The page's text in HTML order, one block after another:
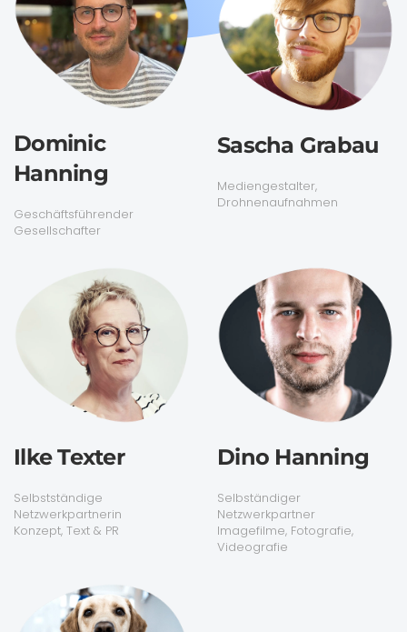
Dominic
Hanning
Geschäftsführender
Gesellschafter
Sascha Grabau
Mediengestalter,
Drohnenaufnahmen
Ilke Texter
Selbstständige
Netzwerkpartnerin
Konzept, Text & PR
Dino Hanning
Selbständiger
Netzwerkpartner
Imagefilme, Fotografie,
Videografie